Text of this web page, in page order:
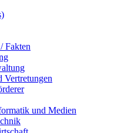
Fakten
Vertretungen
und Medien